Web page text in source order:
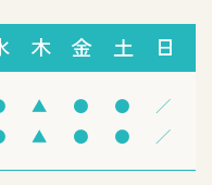
木 金 土 日
▲ ● ● ／
▲ ● ● ／